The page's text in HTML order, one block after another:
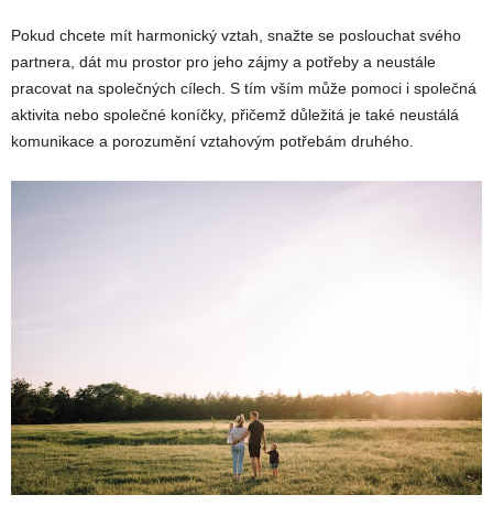
Pokud chcete mít harmonický vztah, snažte se poslouchat svého
partnera, dát mu prostor pro jeho zájmy a potřeby a neustále
pracovat na společných cílech. S tím vším může pomoci i společná
aktivita nebo společné koníčky, přičemž důležitá je také neustálá
komunikace a porozumění vztahovým potřebám druhého.